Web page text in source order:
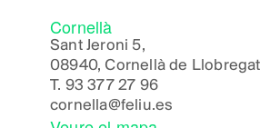
Cornellà
Sant Jeroni 5,
08940, Cornellà de Llobregat
T. 93 377 27 96
cornella@feliu.es